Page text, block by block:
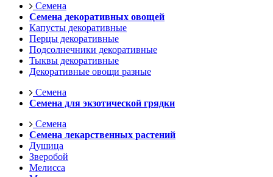
Семена
Семена декоративных овощей
Капусты декоративные
Перцы декоративные
Подсолнечники декоративные
Тыквы декоративные
Декоративные овощи разные
Семена
Семена для экзотической грядки
Семена
Семена лекарственных растений
Душица
Зверобой
Мелисса